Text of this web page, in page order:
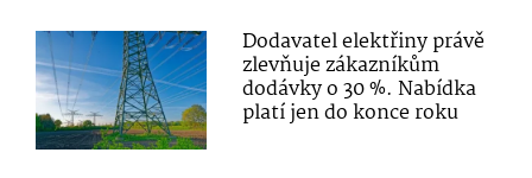
Dodavatel elektřiny právě
zlevňuje zákazníkům
dodávky o 30 %. Nabídka
platí jen do konce roku